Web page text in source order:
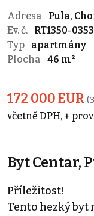
Adresa
Pula,
Ev. č.
RT1350-
Typ
apartmány
Plocha
46 m²
172 000 EUR
včetně DPH, +
Byt Centar,
Příležitost!
Tento hezký byt